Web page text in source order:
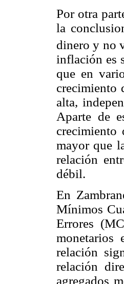
Por otra
la
dinero y no
inflación es
que en
crecimiento
alta,
Aparte de
crecimiento
mayor que
relación
débil.
En
Mínimos
Errores
monetarios
relación
relación
agregados